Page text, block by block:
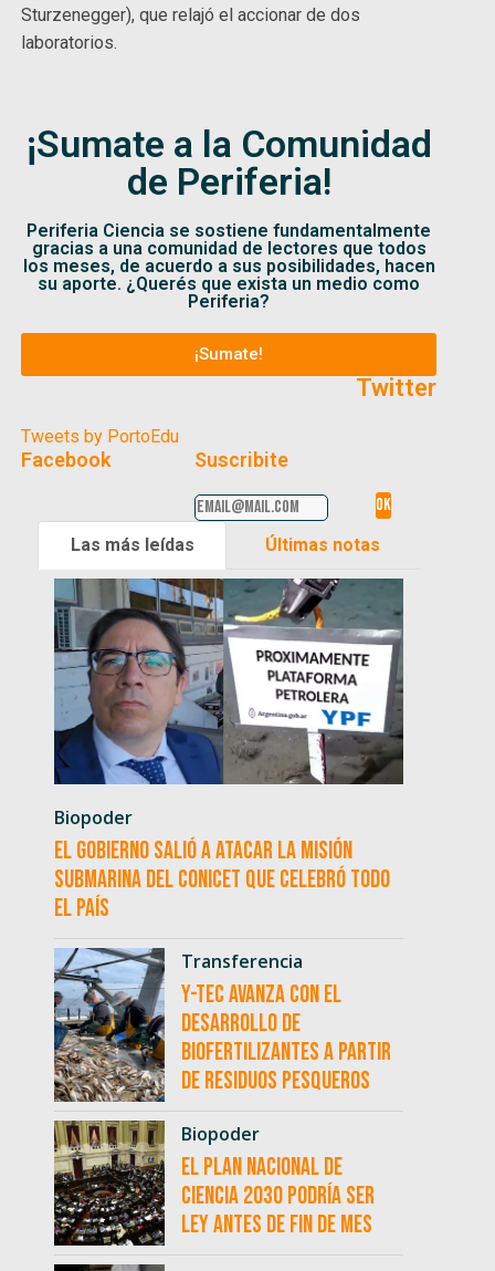
Sturzenegger), que relajó el accionar de dos
laboratorios.
¡Sumate a la Comunidad
de Periferia!
Periferia Ciencia se sostiene fundamentalmente
gracias a una comunidad de lectores que todos
los meses, de acuerdo a sus posibilidades, hacen
su aporte. ¿Querés que exista un medio como
Periferia?
¡Sumate!
Twitter
Tweets by PortoEdu
Facebook Suscribite
Las más leídas Últimas notas
Biopoder
El Gobierno salió a atacar la misión
submarina del CONICET que celebró todo
el país
Transferencia
Y-TEC avanza con el
desarrollo de
biofertilizantes a partir
de residuos pesqueros
Biopoder
El Plan Nacional de
Ciencia 2030 podría ser
ley antes de fin de mes